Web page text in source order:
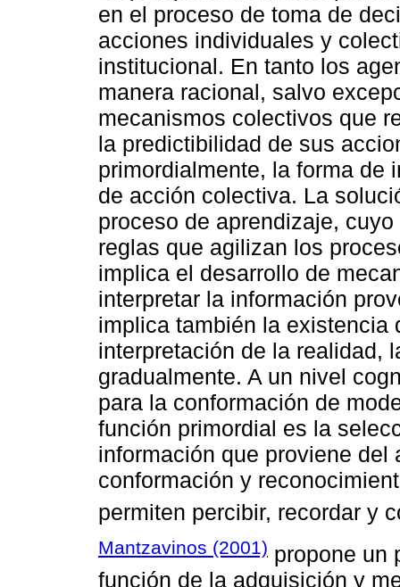
en el proceso de toma de
acciones individuales y
institucional. En tanto los
manera racional, salvo
mecanismos colectivos que
la predictibilidad de sus
primordialmente, la forma de
de acción colectiva. La
proceso de aprendizaje,
reglas que agilizan los
implica el desarrollo de
interpretar la información
implica también la existencia
interpretación de la realidad,
gradualmente. A un nivel
para la conformación de
función primordial es la
información que proviene
conformación y
permiten percibir, recordar y
Mantzavinos (2001) propone un
función de la adquisición y